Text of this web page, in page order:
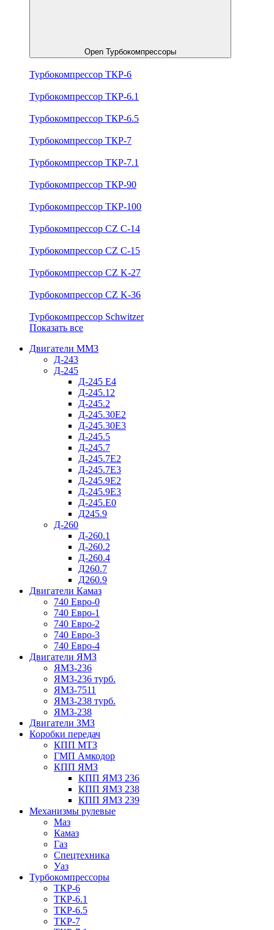
Open Турбокомпрессоры
Турбокомпрессор ТКР-6
Турбокомпрессор ТКР-6.1
Турбокомпрессор ТКР-6.5
Турбокомпрессор ТКР-7
Турбокомпрессор ТКР-7.1
Турбокомпрессор ТКР-90
Турбокомпрессор ТКР-100
Турбокомпрессор CZ C-14
Турбокомпрессор CZ C-15
Турбокомпрессор CZ K-27
Турбокомпрессор CZ K-36
Турбокомпрессор Schwitzer
Показать все
Двигатели ММЗ
Д-243
Д-245
Д-245 Е4
Д-245.12
Д-245.2
Д-245.30Е2
Д-245.30Е3
Д-245.5
Д-245.7
Д-245.7Е2
Д-245.7Е3
Д-245.9Е2
Д-245.9Е3
Д-245.Е0
Д245.9
Д-260
Д-260.1
Д-260.2
Д-260.4
Д260.7
Д260.9
Двигатели Камаз
740 Евро-0
740 Евро-1
740 Евро-2
740 Евро-3
740 Евро-4
Двигатели ЯМЗ
ЯМЗ-236
ЯМЗ-236 турб.
ЯМЗ-7511
ЯМЗ-238 турб.
ЯМЗ-238
Двигатели ЗМЗ
Коробки передач
КПП МТЗ
ГМП Амкодор
КПП ЯМЗ
КПП ЯМЗ 236
КПП ЯМЗ 238
КПП ЯМЗ 239
Механизмы рулевые
Маз
Камаз
Газ
Спецтехника
Уаз
Турбокомпрессоры
ТКР-6
ТКР-6.1
ТКР-6.5
ТКР-7